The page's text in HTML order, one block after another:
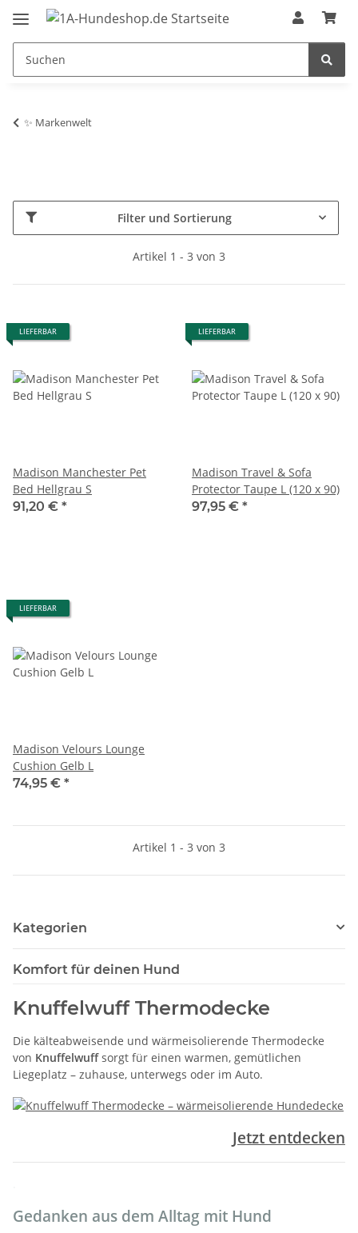
✨ Markenwelt
Filter und Sortierung
Artikel 1 - 3 von 3
LIEFERBAR
Madison Manchester Pet
Bed Hellgrau S
91,20 € *
LIEFERBAR
Madison Travel & Sofa
Protector Taupe L (120 x 90)
97,95 € *
LIEFERBAR
Madison Velours Lounge
Cushion Gelb L
74,95 € *
Artikel 1 - 3 von 3
Kategorien
Komfort für deinen Hund
Knuffelwuff Thermodecke
Die kälteabweisende und wärmeisolierende Thermodecke
von Knuffelwuffsorgt für einen warmen, gemütlichen
Liegeplatz – zuhause, unterwegs oder im Auto.
Jetzt entdecken
Gedanken aus dem Alltag mit Hund